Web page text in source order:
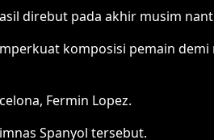
direbut pada akhir musim
komposisi pemain demi
Fermin Lopez.
Spanyol tersebut.